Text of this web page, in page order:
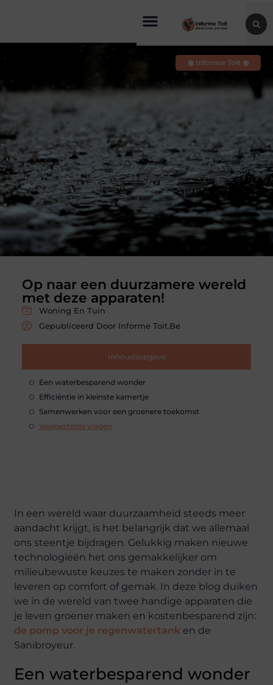
Op naar een duurzamere wereld
met deze apparaten!
Woning En Tuin
Gepubliceerd Door Informe Toit.be
Inhoudsopgave
Een waterbesparend wonder
Efficiëntie in kleinste kamertje
Samenwerken voor een groenere toekomst
Veelgestelde vragen
◉ Informe Toit ◉
In een wereld waar duurzaamheid steeds meer
aandacht krijgt, is het belangrijk dat we allemaal
ons steentje bijdragen. Gelukkig maken nieuwe
technologieën het ons gemakkelijker om
milieubewuste keuzes te maken zonder in te
leveren op comfort of gemak. In deze blog duiken
we in de wereld van twee handige apparaten die
je leven groener maken en kostenbesparend zijn:
de pomp voor je regenwatertank en de
Sanibroyeur.
Een waterbesparend wonder